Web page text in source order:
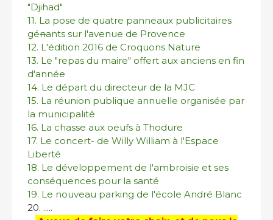
"Djihad"
11. La pose de quatre panneaux publicitaires
génants sur l'avenue de Provence
12. L'édition 2016 de Croquons Nature
13. Le "repas du maire" offert aux anciens en fin
d'année
14. Le départ du directeur de la MJC
15. La réunion publique annuelle organisée par
la municipalité
16. La chasse aux oeufs à Thodure
17. Le concert- de Willy William à l'Espace
Liberté
18. Le développement de l'ambroisie et ses
conséquences pour la santé
19. Le nouveau parking de l'école André Blanc
20. .....